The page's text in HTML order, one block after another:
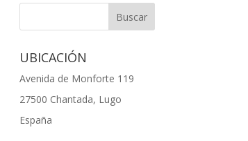
UBICACIÓN
Avenida de Monforte 119
27500 Chantada, Lugo
España